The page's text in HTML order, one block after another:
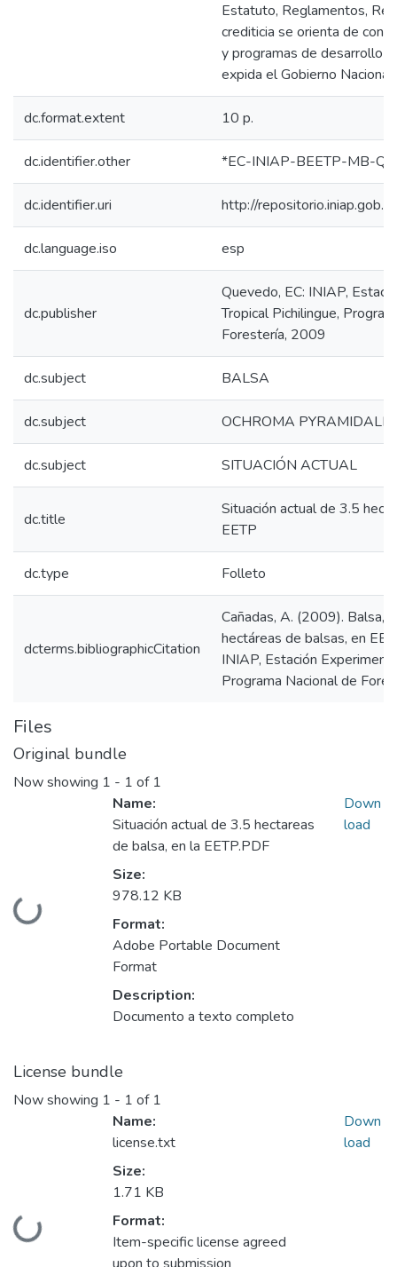
Estatuto, Reglamentos,
crediticia se orienta de
y programas de desarrollo
expida el Gobierno Nacional
dc.format.extent 10 p.
dc.identifier.other *EC-INIAP-BEETP-MB-
dc.identifier.uri http://
dc.language.iso esp
dc.publisher
Quevedo, EC: INIAP,
Tropical Pichilingue,
Forestería, 2009
dc.subject BALSA
dc.subject OCHROMA PYRAMIDALE
dc.subject SITUACIÓN ACTUAL
dc.title
Situación actual de 3.5
EETP
dc.type Folleto
dcterms.bibliographicCitation
Cañadas, A. (2009). Balsa,
hectáreas de balsas, en
INIAP, Estación
Programa Nacional de
Files
Original bundle
Now showing 1 - 1 of 1
Loading...
Name:
Situación actual de 3.5 hectareas
de balsa, en la EETP.PDF
Size:
978.12 KB
Format:
Adobe Portable Document
Format
Description:
Documento a texto completo
Down
load
License bundle
Now showing 1 - 1 of 1
Loading...
Name:
license.txt
Size:
1.71 KB
Format:
Item-specific license agreed
Down
load